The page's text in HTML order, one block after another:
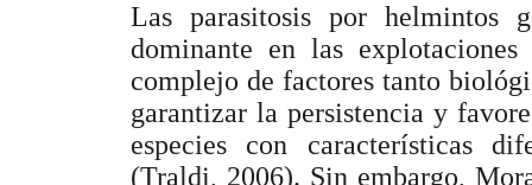
Las parasitosis por helmintos
dominante en las
complejo de factores tanto
garantizar la persistencia y
especies con características
(Traldi, 2006). Sin embargo,